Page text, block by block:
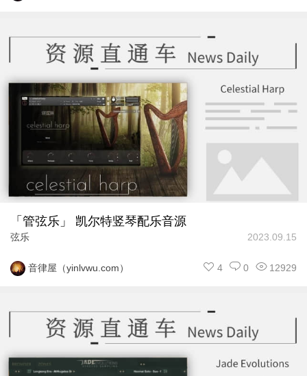
「管弦乐」 凯尔特竖琴配乐音源
弦乐 2023.09.15
音律屋（yinlvwu.com） 12929
0
4